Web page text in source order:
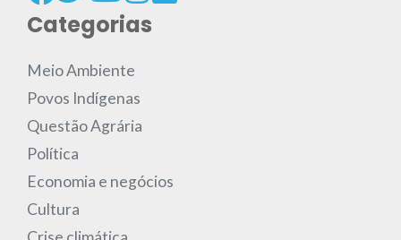
Categorias
Meio Ambiente
Povos Indígenas
Questão Agrária
Política
Economia e negócios
Cultura